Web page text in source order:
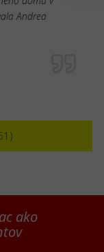
Andrea
ako